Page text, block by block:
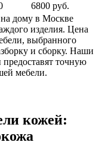
6800 руб.
дому в Москве
изделия. Цена
выбранного
и сборку. Наши
предоставят точную
мебели.
кожей: